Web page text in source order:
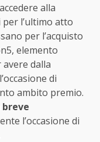
alla
l’ultimo atto
per l’acquisto
elemento
dalla
di
ambito premio.
breve
l’occasione di